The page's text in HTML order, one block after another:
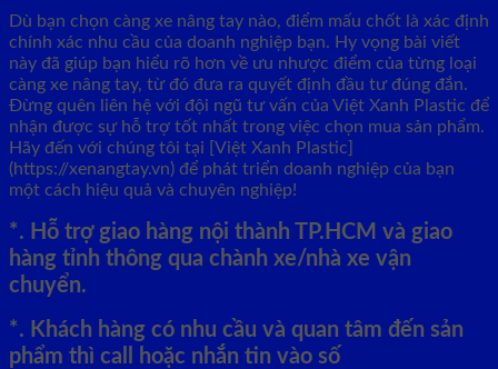
Dù bạn chọn càng xe nâng tay nào, điểm mấu chốt là xác định
chính xác nhu cầu của doanh nghiệp bạn. Hy vọng bài viết
này đã giúp bạn hiểu rõ hơn về ưu nhược điểm của từng loại
càng xe nâng tay, từ đó đưa ra quyết định đầu tư đúng đắn.
Đừng quên liên hệ với đội ngũ tư vấn của Việt Xanh Plastic để
nhận được sự hỗ trợ tốt nhất trong việc chọn mua sản phẩm.
Hãy đến với chúng tôi tại [Việt Xanh Plastic]
(https://xenangtay.vn) để phát triển doanh nghiệp của bạn
một cách hiệu quả và chuyên nghiệp!
*. Hỗ trợ giao hàng nội thành TP.HCM và giao
hàng tỉnh thông qua chành xe/nhà xe vận
chuyển.
*. Khách hàng có nhu cầu và quan tâm đến sản
phẩm thì call hoặc nhắn tin vào số